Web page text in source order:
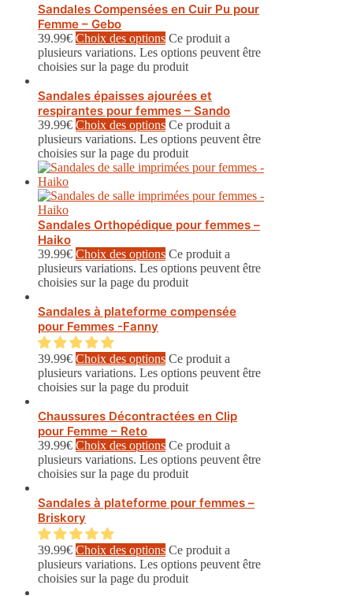
Sandales Compensées en Cuir Pu pour
Femme – Gebo
39.99€ Choix des options Ce produit a
plusieurs variations. Les options peuvent être
choisies sur la page du produit
Sandales épaisses ajourées et
respirantes pour femmes – Sando
39.99€ Choix des options Ce produit a
plusieurs variations. Les options peuvent être
choisies sur la page du produit
Sandales Orthopédique pour femmes –
Haiko
39.99€ Choix des options Ce produit a
plusieurs variations. Les options peuvent être
choisies sur la page du produit
Sandales à plateforme compensée
pour Femmes -Fanny
39.99€ Choix des options Ce produit a
plusieurs variations. Les options peuvent être
choisies sur la page du produit
Chaussures Décontractées en Clip
pour Femme – Reto
39.99€ Choix des options Ce produit a
plusieurs variations. Les options peuvent être
choisies sur la page du produit
Sandales à plateforme pour femmes –
Briskory
39.99€ Choix des options Ce produit a
plusieurs variations. Les options peuvent être
choisies sur la page du produit